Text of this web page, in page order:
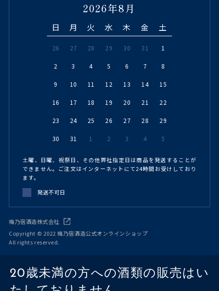
2026年8月
日 月 火 水 木 金 土
26 27 28 29 30 31 1
2 3 4 5 6 7 8
9 10 11 12 13 14 15
16 17 18 19 20 21 22
23 24 25 26 27 28 29
30 31 1 2 3 4 5
土曜、日曜、祝祭日、その他弊社指定日は商品を発送することが
できません。ご注文はインターネットにて24時間お受けしており
ます。
発送不可日
梅乃宿酒造株式会社
Copyright © 2022 梅乃宿酒造公式オンラインショップ
All rights reserved.
20歳未満の方への酒類の販売はい